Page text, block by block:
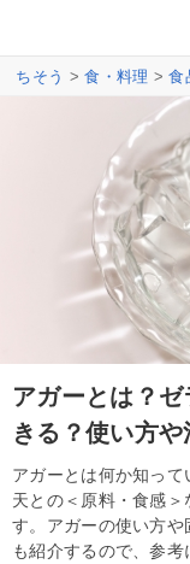
ちそう >食・料理 >食
アガーとは？
きる？使い方や
アガーとは何か知っ
天との＜原料・食感
す。アガーの使い方
も紹介するので、参